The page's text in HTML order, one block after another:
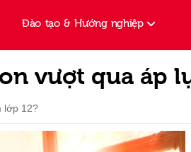
Đào tạo & Hướng nghiệp
vượt qua áp
lớp 12?